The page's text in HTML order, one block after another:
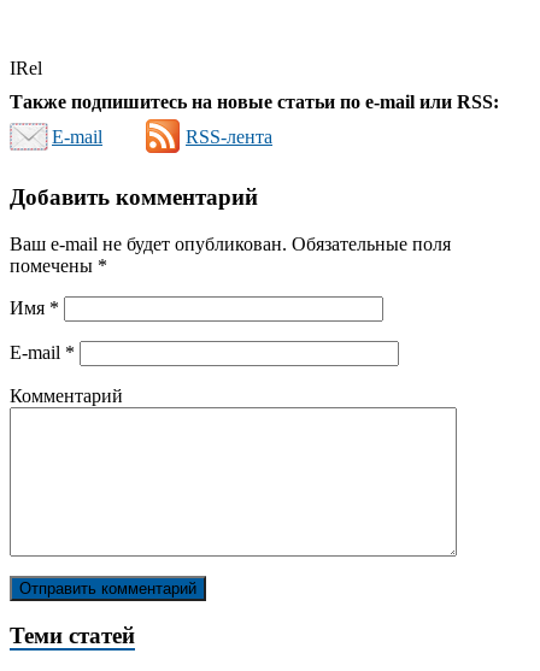
IRel
Также подпишитесь на новые статьи по e-mail или RSS:
E-mail
RSS-лента
Добавить комментарий
Ваш e-mail не будет опубликован. Обязательные поля
помечены *
Имя *
E-mail *
Комментарий
Теми статей